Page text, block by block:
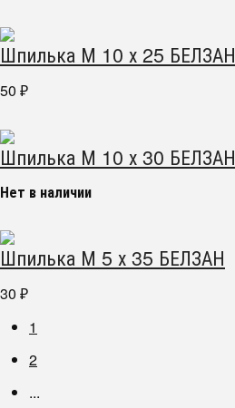
Шпилька М 10 х 25 БЕЛЗАН
50 ₽
Шпилька М 10 х 30 БЕЛЗАН
Нет в наличии
Шпилька М 5 х 35 БЕЛЗАН
30 ₽
1
2
...